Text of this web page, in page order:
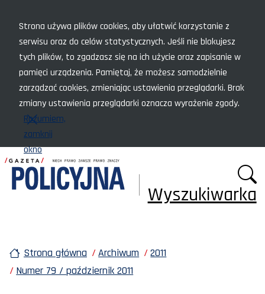
Strona używa plików cookies, aby ułatwić korzystanie z
serwisu oraz do celów statystycznych. Jeśli nie blokujesz
tych plików, to zgadzasz się na ich użycie oraz zapisanie w
pamięci urządzenia. Pamiętaj, że możesz samodzielnie
zarządzać cookies, zmieniając ustawienia przeglądarki. Brak
zmiany ustawienia przeglądarki oznacza wyrażenie zgody.
Rozumiem,
zamknij
okno
Wyszukiwarka
Strona główna Archiwum
2011
Numer 79 / październik 2011